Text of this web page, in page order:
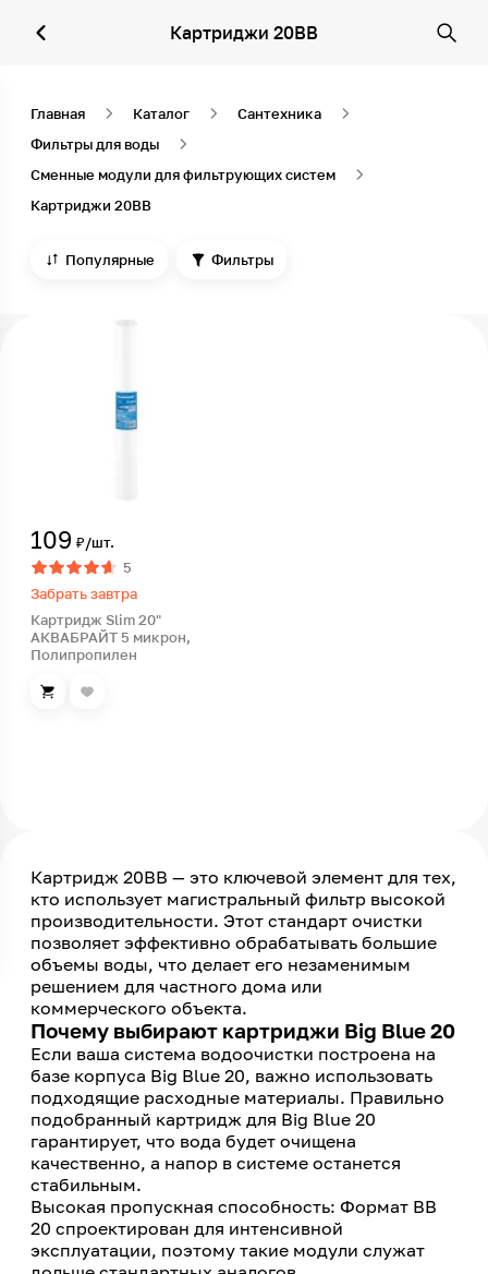
Картриджи 20BB
Главная Каталог
Сантехника
Фильтры для воды
Сменные модули для фильтрующих систем
Картриджи 20BB
Популярные Фильтры
109 ₽/шт.
5
Забрать завтра
Картридж Slim 20"
АКВАБРАЙТ 5 микрон,
Полипропилен
Картридж 20BB — это ключевой элемент для тех,
кто использует магистральный фильтр высокой
производительности. Этот стандарт очистки
позволяет эффективно обрабатывать большие
объемы воды, что делает его незаменимым
решением для частного дома или
коммерческого объекта.
Почему выбирают картриджи Big Blue 20
Если ваша система водоочистки построена на
базе корпуса Big Blue 20, важно использовать
подходящие расходные материалы. Правильно
подобранный картридж для Big Blue 20
гарантирует, что вода будет очищена
качественно, а напор в системе останется
стабильным.
Высокая пропускная способность: Формат BB
20 спроектирован для интенсивной
эксплуатации, поэтому такие модули служат